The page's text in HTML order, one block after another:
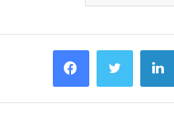
FacebookTwitter